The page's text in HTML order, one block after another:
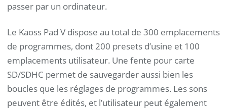
passer par un ordinateur.
Le Kaoss Pad V dispose au total de 300 emplacements
de programmes, dont 200 presets d’usine et 100
emplacements utilisateur. Une fente pour carte
SD/SDHC permet de sauvegarder aussi bien les
boucles que les réglages de programmes. Les sons
peuvent être édités, et l’utilisateur peut également